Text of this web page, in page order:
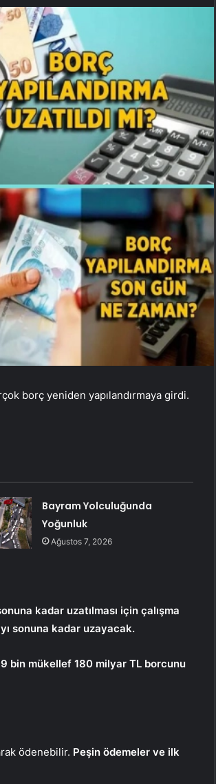
borç yeniden yapılandırmaya girdi.
Bayram Yolculuğunda
Yoğunluk
Ağustos 7, 2026
kadar uzatılması için çalışma
sonuna kadar uzayacak.
bin mükellef 180 milyar TL borcunu
ödenebilir. Peşin ödemeler ve ilk